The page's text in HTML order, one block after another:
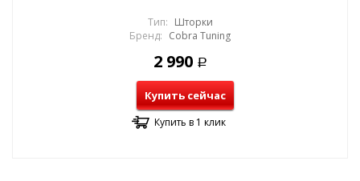
Тип: Шторки
Бренд: Cobra Tuning
2 990 Р
Купить сейчас
Купить в 1 клик